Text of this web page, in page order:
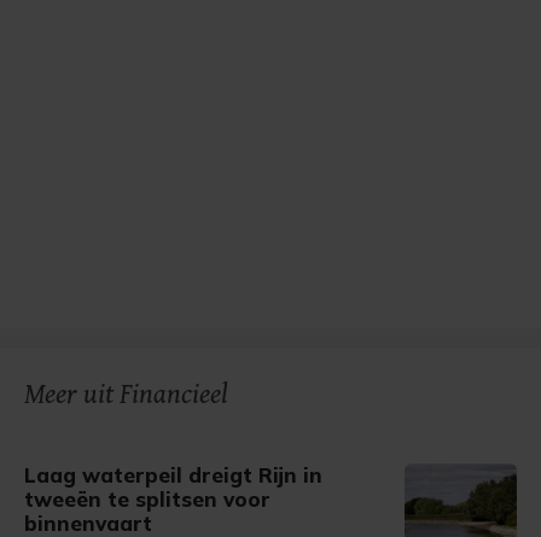
Meer uit Financieel
Laag waterpeil dreigt Rijn in
tweeën te splitsen voor
binnenvaart